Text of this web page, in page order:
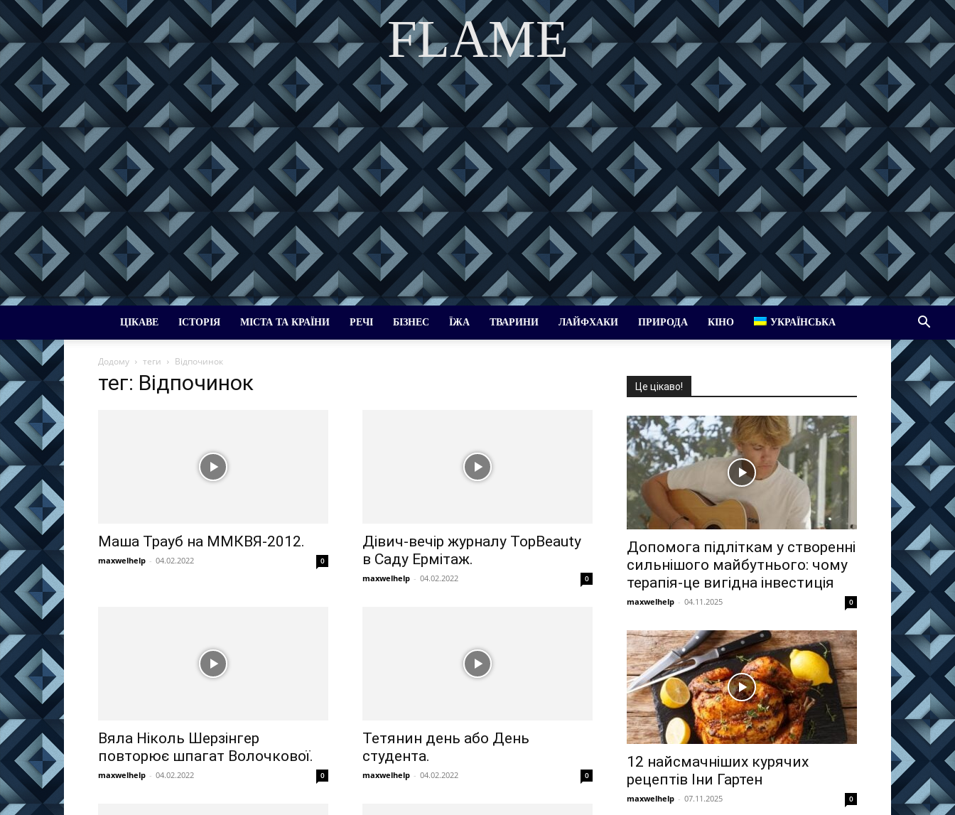
FLAME
DISCOVER THE ART OF PUBLISHING
ЦІКАВЕ ІСТОРІЯ МІСТА ТА КРАЇНИ РЕЧІ БІЗНЕС ЇЖА ТВАРИНИ ЛАЙФХАКИ ПРИРОДА КІНО УКРАЇНСЬКА
Додому теги Відпочинок
тег: Відпочинок
Маша Трауб на ММКВЯ-2012.
maxwelhelp - 04.02.2022 0
Дівич-вечір журналу TopBeauty
в Саду Ермітаж.
maxwelhelp - 04.02.2022 0
Вяла Ніколь Шерзінгер
повторює шпагат Волочкової.
maxwelhelp - 04.02.2022 0
Тетянин день або День
студента.
maxwelhelp - 04.02.2022 0
Це цікаво!
Допомога підліткам у створенні
сильнішого майбутнього: чому
терапія-це вигідна інвестиція
maxwelhelp - 04.11.2025 0
12 найсмачніших курячих
рецептів Іни Гартен
maxwelhelp - 07.11.2025 0